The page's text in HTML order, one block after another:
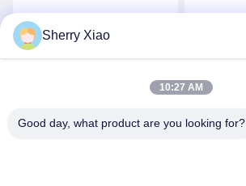
Sherry Xiao
10:27 AM
Good day, what product are you looking for?